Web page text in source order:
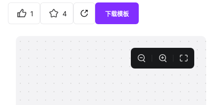
会员
私有化部署
客户案例
1 4 下载模板